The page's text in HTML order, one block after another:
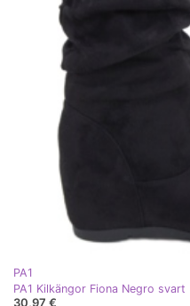
PA1
PA1 Kilkängor Fiona Negro svart
30,97 €